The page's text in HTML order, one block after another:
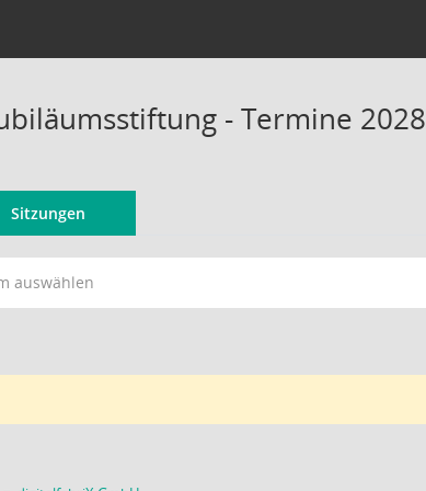
- Termine 2028
Sitzungen
auswählen